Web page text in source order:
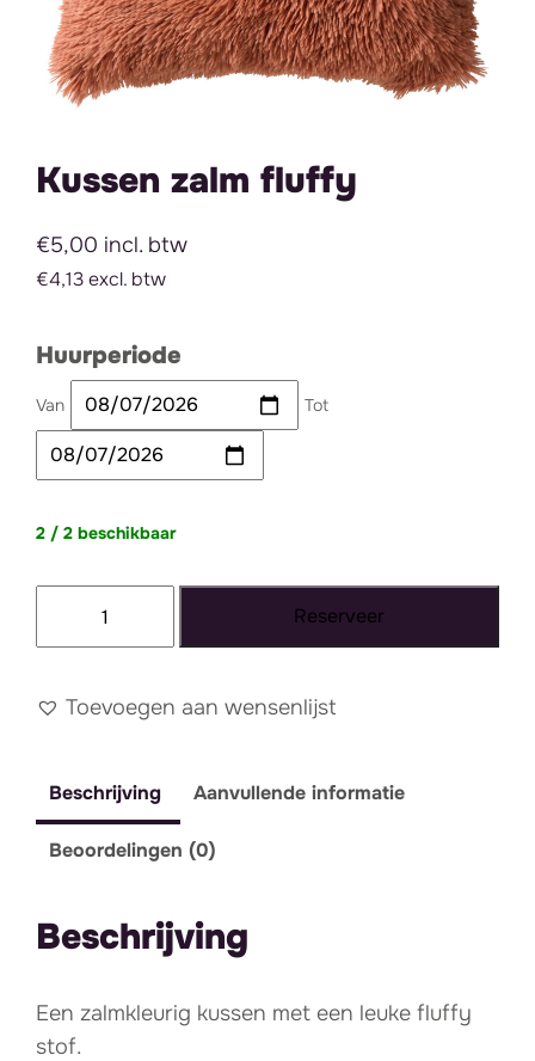
Kussen zalm fluffy
€5,00 incl. btw
€4,13 excl. btw
Huurperiode
Van Tot
2 / 2 beschikbaar
aantal
Reserveer
Toevoegen aan wensenlijst
Beschrijving Aanvullende informatie
Beoordelingen (0)
Beschrijving
Een zalmkleurig kussen met een leuke fluffy
stof.